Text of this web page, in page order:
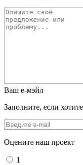
Ваш е-мэйл
Заполните, если
Оцените наш проект
1